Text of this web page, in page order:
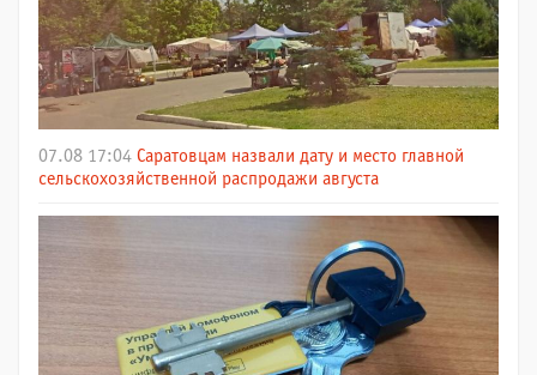
07.08 17:04 Саратовцам назвали дату и место главной
сельскохозяйственной распродажи августа